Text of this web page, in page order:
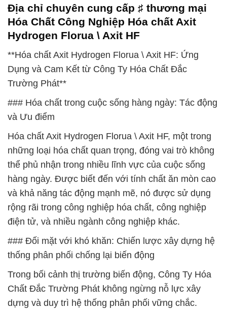
Địa chỉ chuyên cung cấp ♯ thương mại
Hóa Chất Công Nghiệp Hóa chất Axit
Hydrogen Florua \ Axit HF
**Hóa chất Axit Hydrogen Florua \ Axit HF: Ứng
Dụng và Cam Kết từ Công Ty Hóa Chất Đắc
Trường Phát**
### Hóa chất trong cuộc sống hàng ngày: Tác động
và Ưu điểm
Hóa chất Axit Hydrogen Florua \ Axit HF, một trong
những loại hóa chất quan trọng, đóng vai trò không
thể phủ nhận trong nhiều lĩnh vực của cuộc sống
hàng ngày. Được biết đến với tính chất ăn mòn cao
và khả năng tác động mạnh mẽ, nó được sử dụng
rộng rãi trong công nghiệp hóa chất, công nghiệp
điện tử, và nhiều ngành công nghiệp khác.
### Đối mặt với khó khăn: Chiến lược xây dựng hệ
thống phân phối chống lại biến động
Trong bối cảnh thị trường biến động, Công Ty Hóa
Chất Đắc Trường Phát không ngừng nỗ lực xây
dựng và duy trì hệ thống phân phối vững chắc.